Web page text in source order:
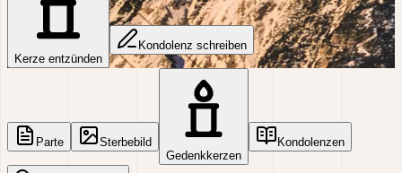
Kerze entzünden
Kondolenz schreiben
Parte
Sterbebild
Gedenkkerzen
Kondolenzen